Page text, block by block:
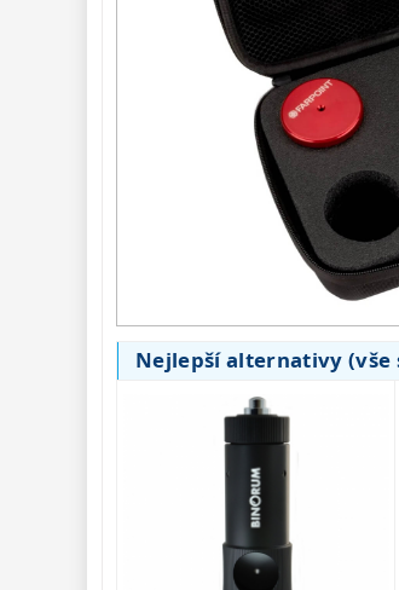
93
Optické kolimátory
5
61
Komponenty
Pozorovací
50
Binokulární
Dálkoměry a Noční
Mikroskopy 76
Nejlepší alternativy (vše